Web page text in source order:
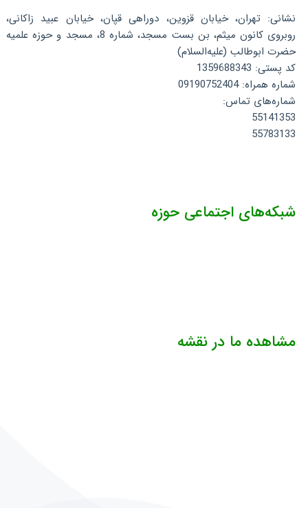
نشانی: تهران، خیابان قزوین، دوراهی قپان، خیابان عبید زاکانی،
روبروی کانون میثم، بن بست مسجد، شماره 8، مسجد و حوزه علمیه
حضرت ابوطالب (علیه‌السلام)
کد پستی: 1359688343
شماره همراه: 09190752404
شماره‌های تماس:
55141353
55783133
شبکه‌های اجتماعی حوزه
مشاهده ما در نقشه